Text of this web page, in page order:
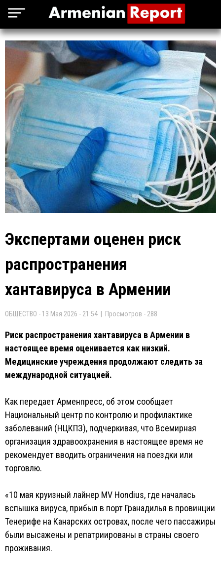
Экспертами оценен риск
распространения
хантавируса в Армении
ОБЩЕСТВО - 13 Мая 2026 - 21:54 | Просмотров - 288
Риск распространения хантавируса в Армении в
настоящее время оценивается как низкий.
Медицинские учреждения продолжают следить за
международной ситуацией.
Как передает Арменпресс, об этом сообщает
Национальный центр по контролю и профилактике
заболеваний (НЦКПЗ), подчеркивая, что Всемирная
организация здравоохранения в настоящее время не
рекомендует вводить ограничения на поездки или
торговлю.
«10 мая круизный лайнер MV Hondius, где началась
вспышка вируса, прибыл в порт Гранадилья в провинции
Тенерифе на Канарских островах, после чего пассажиры
были высажены и репатриированы в страны своего
проживания.